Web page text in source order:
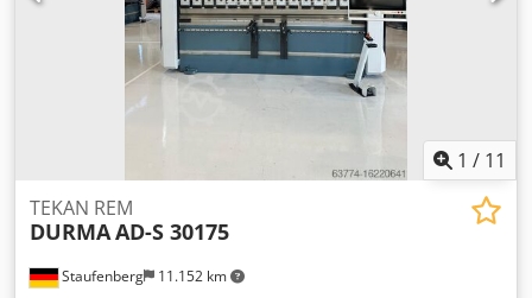
protected against accidental contact. The temperature
profile of the unit is controlled by a programmable PID
industrial controller. This controller allows for the creation
of up to 30 heat treatment programs, based on processing
technology requirements and material batch
specifications. Dimensions: see attachment.
1 / 11
Staufenberg 11.152 km
TEKAN REM
DURMAAD-S 30175